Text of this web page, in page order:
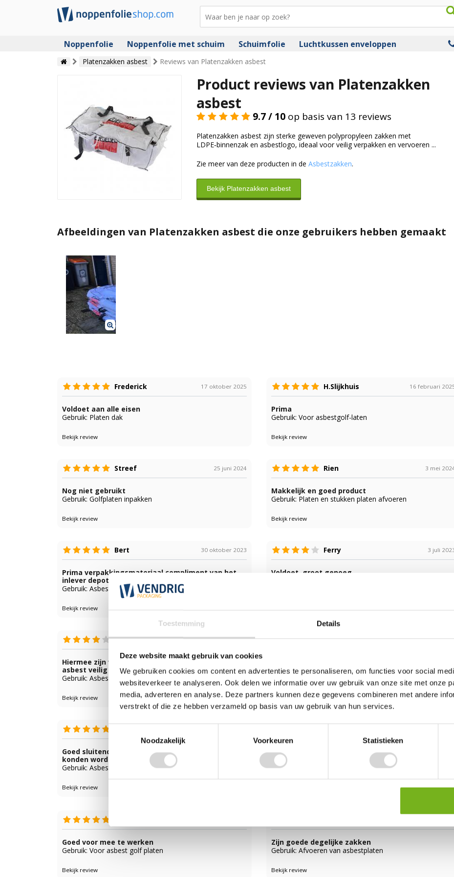
Toestemming Details
Deze website maakt gebruik van cookies
We gebruiken cookies om content en advertenties te personaliseren, om functies voor social
websiteverkeer te analyseren. Ook delen we informatie over uw gebruik van onze site met onze
media, adverteren en analyse. Deze partners kunnen deze gegevens combineren met andere
verstrekt of die ze hebben verzameld op basis van uw gebruik van hun services.
Toestemmingsselectie
Noodzakelijk
Voorkeuren Statistieken
Noppenfolie Noppenfolie met schuim Schuimfolie Luchtkussen enveloppen
Platenzakken asbest Reviews van Platenzakken asbest
Product reviews van Platenzakken
asbest
9.7 / 10op basis van 13 reviews
Platenzakken asbest zijn sterke geweven polypropyleen zakken met
LDPE‑binnenzak en asbestlogo, ideaal voor veilig verpakken en vervoeren ...
Zie meer van deze producten in de Asbestzakken.
Bekijk Platenzakken asbest
Afbeeldingen van Platenzakken asbest die onze gebruikers hebben gemaakt
Frederick 17 oktober 2025
Voldoet aan alle eisen
Gebruik: Platen dak
Bekijk review
H.Slijkhuis 16 februari
Prima
Gebruik: Voor asbestgolf-laten
Bekijk review
Streef 25 juni 2024
Nog niet gebruikt
Gebruik: Golfplaten inpakken
Bekijk review
Rien 3 mei
Makkelijk en goed product
Gebruik: Platen en stukken platen afvoeren
Bekijk review
Bert 30 oktober 2023
Prima verpakkingsmateriaal compliment van het
inlever depot
Gebruik: Asbest
Bekijk review
Ferry 3 juli
Voldoet, groot genoeg
Brecht 30 juni 2023
Hiermee zijn we in orde met de regelgeving en kan
asbest veilig worden verplaatst.
Gebruik: Asbest platen onderdak
Bekijk review
Dcd 16 november
Gebruik: Asbest golfplaten
Bekijk review
Goed sluitend zodat de platen netjes afgevoerd
konden worden.
Gebruik: Asbestplaten afvoeren
Bekijk review
Solide
Gebruik: Opruimen golfplaten
met vermoedelijk asbest
Goed voor mee te werken
Gebruik: Voor asbest golf platen
Bekijk review
Zijn goede degelijke zakken
Gebruik: Afvoeren van asbestplaten
Bekijk review